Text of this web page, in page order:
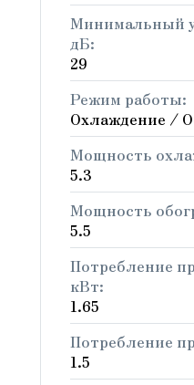
Минимальный
дБ:
29
Режим работы:
Охлаждение /
Мощность
5.3
Мощность
5.5
Потребление
кВт:
1.65
Потребление
1.5